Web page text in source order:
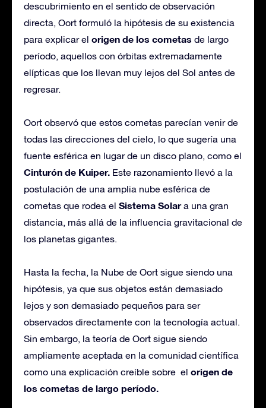
descubrimiento en el sentido de observación
directa, Oort formuló la hipótesis de su existencia
para explicar el origen de los cometas de largo
período, aquellos con órbitas extremadamente
elípticas que los llevan muy lejos del Sol antes de
regresar.
Oort observó que estos cometas parecían venir de
todas las direcciones del cielo, lo que sugería una
fuente esférica en lugar de un disco plano, como el
Cinturón de Kuiper. Este razonamiento llevó a la
postulación de una amplia nube esférica de
cometas que rodea el Sistema Solara una gran
distancia, más allá de la influencia gravitacional de
los planetas gigantes.
Hasta la fecha, la Nube de Oort sigue siendo una
hipótesis, ya que sus objetos están demasiado
lejos y son demasiado pequeños para ser
observados directamente con la tecnología actual.
Sin embargo, la teoría de Oort sigue siendo
ampliamente aceptada en la comunidad científica
como una explicación creíble sobre el origen de
los cometas de largo período.